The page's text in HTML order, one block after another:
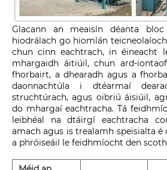
Glacann an meaisín déanta
hiodrálach go hiomlán
chun cinn eachtrach, in éineacht
mhargaidh áitiúil, chun ard-
fhorbairt, a dhearadh agus a
daonnachtúla i dtéarmaí
struchtúrach, agus oibriú áisiúil,
do mhargaí eachtracha. Tá
leibhéal na dtáirgí eachtracha
amach agus is trealamh speisialta
a phróiseáil le feidhmíocht den